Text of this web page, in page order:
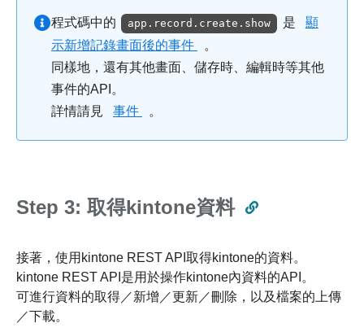
程式碼中的 app.record.create.show 是
顯
示新增記錄畫面後的事件
。
同樣地，還有其他畫面、儲存時、編輯時等其他
事件的API。
詳情請見
事件 。
Step 3: 取得kintone資料
接著，使用kintone REST API取得kintone的資料。
kintone REST API是用於操作kintone內資料的API。
可進行資料的取得／新增／更新／刪除，以及檔案的上傳
／下載。